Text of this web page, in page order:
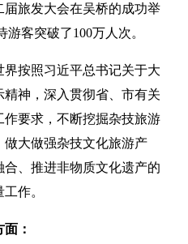
届旅发大会在吴桥的成功举
客突破了100万人次。
按照习近平总书记关于大
神，深入贯彻省、市有关
要求，不断挖掘杂技旅游
大做强杂技文化旅游产
、推进非物质文化遗产的
作。
：